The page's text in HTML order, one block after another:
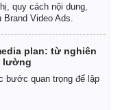
khoán
quy cách nội dung,
Video Ads.
plan: từ nghiên
lường
bước quan trọng để lập